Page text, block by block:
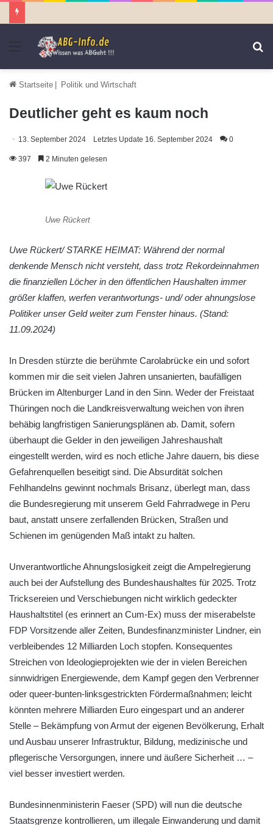
Menü
Startseite | Politik und Wirtschaft
Deutlicher geht es kaum noch
13. September 2024 Letztes Update 16. September 2024 0
397 2 Minuten gelesen
Uwe Rückert
Uwe Rückert/ STARKE HEIMAT: Während der normal
denkende Mensch nicht versteht, dass trotz Rekordeinnahmen
die finanziellen Löcher in den öffentlichen Haushalten immer
größer klaffen, werfen verantwortungs- und/ oder ahnungslose
Politiker unser Geld weiter zum Fenster hinaus. (Stand:
11.09.2024)
In Dresden stürzte die berühmte Carolabrücke ein und sofort
kommen mir die seit vielen Jahren unsanierten, baufälligen
Brücken im Altenburger Land in den Sinn. Weder der Freistaat
Thüringen noch die Landkreisverwaltung weichen von ihren
behäbig langfristigen Sanierungsplänen ab. Damit, sofern
überhaupt die Gelder in den jeweiligen Jahreshaushalt
eingestellt werden, wird es noch etliche Jahre dauern, bis diese
Gefahrenquellen beseitigt sind. Die Absurdität solchen
Fehlhandelns gewinnt nochmals Brisanz, überlegt man, dass
die Bundesregierung mit unserem Geld Fahrradwege in Peru
baut, anstatt unsere zerfallenden Brücken, Straßen und
Schienen im genügenden Maß intakt zu halten.
Unverantwortliche Ahnungslosigkeit zeigt die Ampelregierung
auch bei der Aufstellung des Bundeshaushaltes für 2025. Trotz
Tricksereien und Verschiebungen nicht wirklich gedeckter
Haushaltstitel (es erinnert an Cum-Ex) muss der miserabelste
FDP Vorsitzende aller Zeiten, Bundesfinanzminister Lindner, ein
verbleibendes 12 Milliarden Loch stopfen. Konsequentes
Streichen von Ideologieprojekten wie der in vielen Bereichen
sinnwidrigen Energiewende, dem Kampf gegen den Verbrenner
oder queer-bunten-linksgestrickten Fördermaßnahmen; leicht
könnten mehrere Milliarden Euro eingespart und an anderer
Stelle – Bekämpfung von Armut der eigenen Bevölkerung, Erhalt
und Ausbau unserer Infrastruktur, Bildung, medizinische und
pflegerische Versorgungen, innere und äußere Sicherheit … –
viel besser investiert werden.
Bundesinnenministerin Faeser (SPD) will nun die deutsche
Staatsgrenze kontrollieren, um illegale Einwanderung und damit